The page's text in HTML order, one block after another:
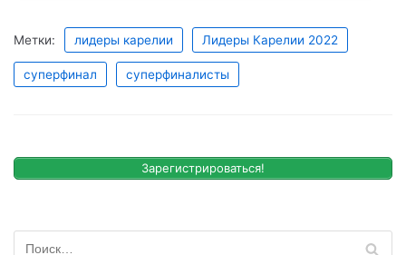
Метки: лидеры карелии Лидеры Карелии 2022
суперфинал суперфиналисты
Зарегистрироваться!